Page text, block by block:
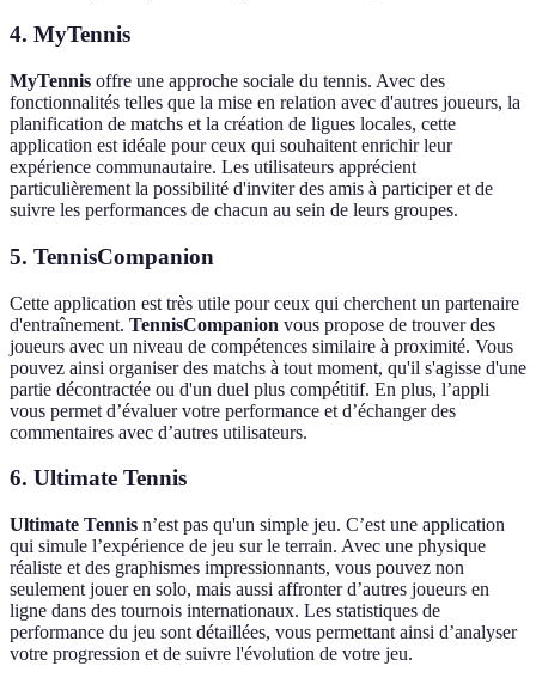
4. MyTennis
MyTennis offre une approche sociale du tennis. Avec des
fonctionnalités telles que la mise en relation avec d'autres joueurs, la
planification de matchs et la création de ligues locales, cette
application est idéale pour ceux qui souhaitent enrichir leur
expérience communautaire. Les utilisateurs apprécient
particulièrement la possibilité d'inviter des amis à participer et de
suivre les performances de chacun au sein de leurs groupes.
5. TennisCompanion
Cette application est très utile pour ceux qui cherchent un partenaire
d'entraînement. TennisCompanion vous propose de trouver des
joueurs avec un niveau de compétences similaire à proximité. Vous
pouvez ainsi organiser des matchs à tout moment, qu'il s'agisse d'une
partie décontractée ou d'un duel plus compétitif. En plus, l’appli
vous permet d’évaluer votre performance et d’échanger des
commentaires avec d’autres utilisateurs.
6. Ultimate Tennis
Ultimate Tennis n’est pas qu'un simple jeu. C’est une application
qui simule l’expérience de jeu sur le terrain. Avec une physique
réaliste et des graphismes impressionnants, vous pouvez non
seulement jouer en solo, mais aussi affronter d’autres joueurs en
ligne dans des tournois internationaux. Les statistiques de
performance du jeu sont détaillées, vous permettant ainsi d’analyser
votre progression et de suivre l'évolution de votre jeu.